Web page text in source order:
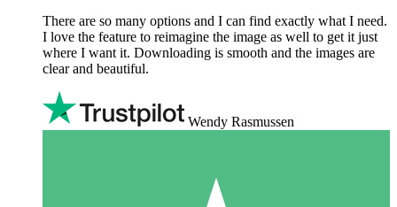
There are so many options and I can find exactly what I need.
I love the feature to reimagine the image as well to get it just
where I want it. Downloading is smooth and the images are
clear and beautiful.
Wendy Rasmussen